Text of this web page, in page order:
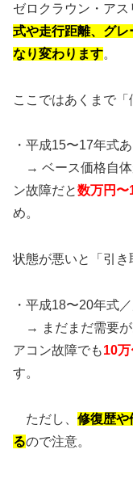
ゼロクラウン・アス
式や走行距離、グ
なり変わります。
ここではあくまで「
・平成15〜17年式
→ ベース価格自体
ン故障だと数万円〜
め。
状態が悪いと「引き
・平成18〜20年式
→ まだまだ需要が
アコン故障でも10
す。
ただし、 修復歴や
るので注意。